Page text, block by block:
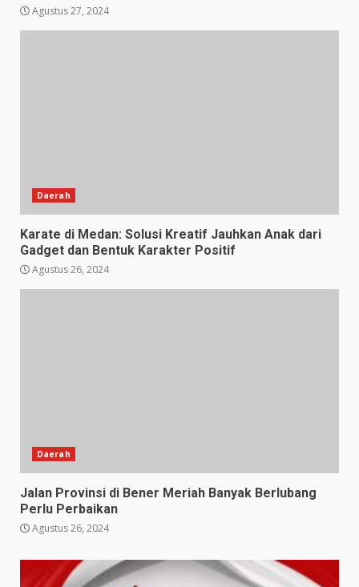
Agustus 27, 2024
Daerah
Karate di Medan: Solusi Kreatif Jauhkan Anak dari
Gadget dan Bentuk Karakter Positif
Agustus 26, 2024
Daerah
Jalan Provinsi di Bener Meriah Banyak Berlubang
Perlu Perbaikan
Agustus 26, 2024